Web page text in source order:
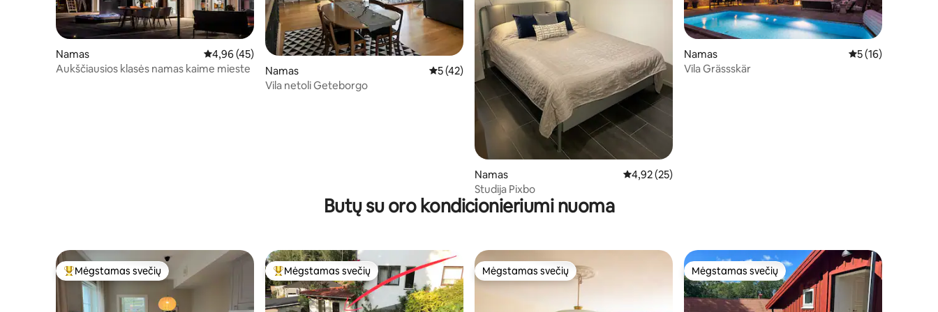
Namas Vidutinis įvertinimas: 4,96 iš 5, atsiliepimų: 45
4,96 (45)
Aukščiausios klasės namas kaime mieste
Namas Vidutinis įvertinimas: 5 iš 5, atsiliepimų: 42
5 (42)
Vila netoli Geteborgo
Namas Vidutinis įvertinimas: 4,92 iš 5, atsiliepimų: 25
4,92 (25)
Studija Pixbo
Namas Vidutinis
5 (16)
Vila Grässskär
Butų su oro kondicionieriumi nuoma
Svečių mėgstamiausias
Mėgstamas svečių Svečių mėgstamiausias
Mėgstamas svečių Mėgstamas svečių
Mėgstamas svečių Mėgstamas svečių
Mėgstamas svečių